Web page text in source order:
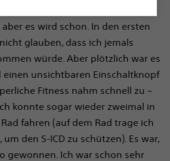
bin ich konditionsmäßig immer
es wird schon. In den ersten
glauben, dass ich jemals
würde. Aber plötzlich war es
einen unsichtbaren Einschaltknopf
Fitness nahm schnell zu –
konnte sogar wieder zweimal in
fahren (auf dem Rad trage ich
den S-ICD zu schützen). Es war,
gewonnen. Ich war schon sehr